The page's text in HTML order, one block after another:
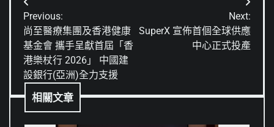
文
章
導
覽
Previous:
尚至醫療集團及香港健康
基金會 攜手呈獻首屆「香
港樂杖行 2026」 中國建
設銀行(亞洲)全力支援
Next:
SuperX 宣佈首個全球供應
中心正式投產
相關文章